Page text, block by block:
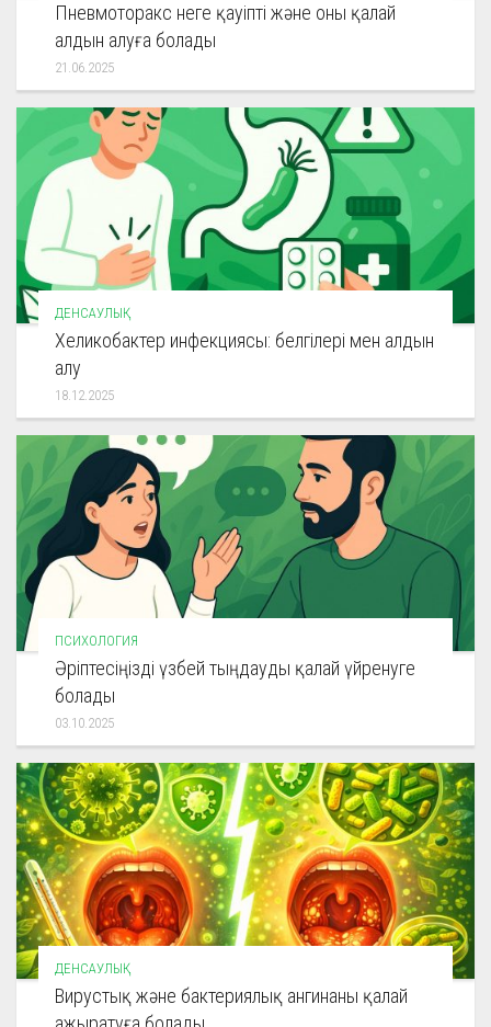
Пневмоторакс неге қауіпті және оны қалай
алдын алуға болады
21.06.2025
ДЕНСАУЛЫҚ
Хеликобактер инфекциясы: белгілері мен алдын
алу
18.12.2025
ПСИХОЛОГИЯ
Әріптесіңізді үзбей тыңдауды қалай үйренуге
болады
03.10.2025
ДЕНСАУЛЫҚ
Вирустық және бактериялық ангинаны қалай